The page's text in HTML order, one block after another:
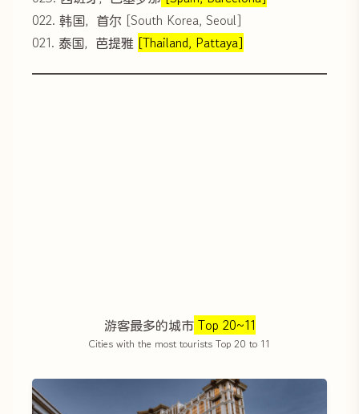
022. 韩国，首尔 [South Korea, Seoul]
021. 泰国，芭提雅 [Thailand, Pattaya]
游客最多的城市Top 20~11
Cities with the most tourists Top 20 to 11